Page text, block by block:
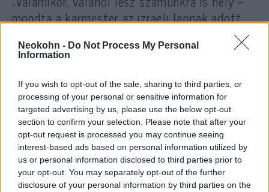
Neokohn - Do Not Process My Personal
Information
If you wish to opt-out of the sale, sharing to third parties, or
processing of your personal or sensitive information for
targeted advertising by us, please use the below opt-out
section to confirm your selection. Please note that after your
opt-out request is processed you may continue seeing
interest-based ads based on personal information utilized by
us or personal information disclosed to third parties prior to
your opt-out. You may separately opt-out of the further
disclosure of your personal information by third parties on the
mondta a karmester az izraeli lapnak adott
interjújában, amelyben felidézte az együtt
töltött munkát és a zeneszerzővel
A 78 éves Sperber, aki a vírus miatt maga is
veszélyeztetett korcsoporthoz tartozik,
otthonában, természetesen egyedül, egy üres
szobában dirigált az előadóknak. Eredetileg a
jövő hónapban, május 15-én léptek volna fel
egész estés jubileumi koncertjükkel.